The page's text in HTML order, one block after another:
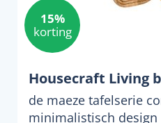
15%
korting
Housecraft Living
de maeze tafelserie
minimalistisch